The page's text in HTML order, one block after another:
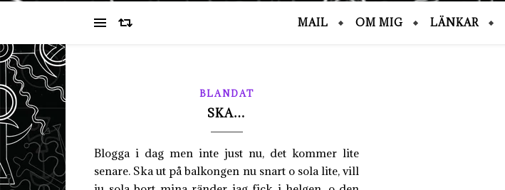
MAIL OM MIG LÄNKAR
BLANDAT
SKA…
Blogga i dag men inte just nu, det kommer lite
senare. Ska ut på balkongen nu snart o sola lite, vill